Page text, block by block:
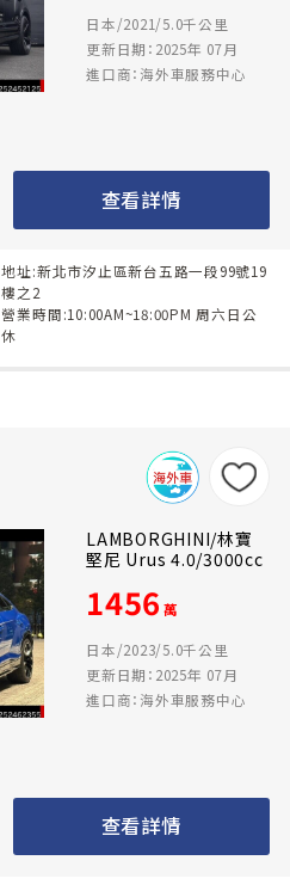
日本/2021/5.0千公里
更新日期：2025年 07月
進口商：海外車服務中心
查看詳情
地址:新北市汐止區新台五路一段99號19
樓之2
營業時間:10:00AM~18:00PM 周六日公
休
LAMBORGHINI/林寶
堅尼 Urus 4.0/3000cc
1456 萬
日本/2023/5.0千公里
更新日期：2025年 07月
進口商：海外車服務中心
查看詳情